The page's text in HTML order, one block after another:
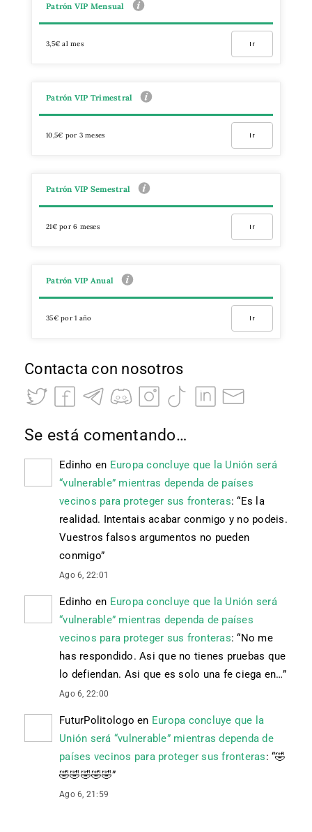
Patrón VIP Mensual
3,5€ al mes Ir
Patrón VIP Trimestral
10,5€ por 3 meses Ir
Patrón VIP Semestral
21€ por 6 meses Ir
Patrón VIP Anual
35€ por 1 año Ir
Contacta con nosotros
Se está comentando…
Edinho en Europa concluye que la Unión será
“vulnerable” mientras dependa de países
vecinos para proteger sus fronteras: “Es la
realidad. Intentais acabar conmigo y no podeis.
Vuestros falsos argumentos no pueden
conmigo”
Ago 6, 22:01
Edinho en Europa concluye que la Unión será
“vulnerable” mientras dependa de países
vecinos para proteger sus fronteras: “No me
has respondido. Asi que no tienes pruebas que
lo defiendan. Asi que es solo una fe ciega en…”
Ago 6, 22:00
FuturPolitologo en Europa concluye que la
Unión será “vulnerable” mientras dependa de
países vecinos para proteger sus fronteras: “🤣
🤣🤣🤣🤣🤣”
Ago 6, 21:59